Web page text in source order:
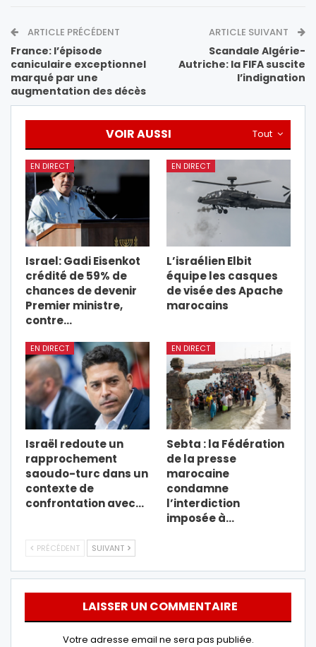
ARTICLE PRÉCÉDENT
France: l’épisode
caniculaire exceptionnel
marqué par une
augmentation des décès
ARTICLE SUIVANT
Scandale Algérie-
Autriche: la FIFA suscite
l’indignation
Tout
VOIR AUSSI
EN DIRECT
Israel: Gadi Eisenkot
crédité de 59% de
chances de devenir
Premier ministre,
contre…
EN DIRECT
L’israélien Elbit
équipe les casques
de visée des Apache
marocains
EN DIRECT
Israël redoute un
rapprochement
saoudo-turc dans un
contexte de
confrontation avec…
EN DIRECT
Sebta : la Fédération
de la presse
marocaine
condamne
l’interdiction
imposée à…
PRÉCÉDENT SUIVANT
LAISSER UN COMMENTAIRE
Votre adresse email ne sera pas publiée.